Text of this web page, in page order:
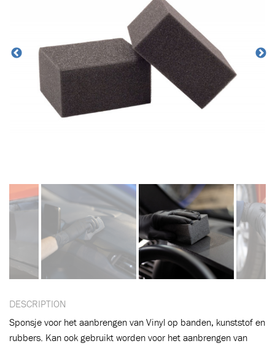
DESCRIPTION
Sponsje voor het aanbrengen van Vinyl op banden, kunststof en
rubbers. Kan ook gebruikt worden voor het aanbrengen van